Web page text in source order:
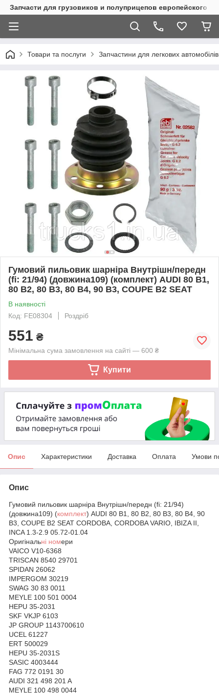
Запчасти для грузовиков и полуприцепов европейского
Товари та послуги Запчастини для легкових автомобілів
Гумовий пильовик шарніра Внутрішн/передн
(fi: 21/94) (довжина109) (комплект) AUDI 80 B1,
80 B2, 80 B3, 80 B4, 90 B3, COUPE B2 SEAT
В наявності
Код: FE08304
Роздріб
551 ₴
Мінімальна сума замовлення на сайті — 600 ₴
Купити
Опис Характеристики Доставка Оплата Умови
Опис
Гумовий пильовик шарніра Внутрішн/передн (fi: 21/94)
(довжина109) (комплект) AUDI 80 B1, 80 B2, 80 B3, 80 B4, 90
B3, COUPE B2 SEAT CORDOBA, CORDOBA VARIO, IBIZA II,
INCA 1.3-2.9 05.72-01.04
Оригінальні номери
VAICO V10-6368
TRISCAN 8540 29701
SPIDAN 26062
IMPERGOM 30219
SWAG 30 83 0011
MEYLE 100 501 0004
HEPU 35-2031
SKF VKJP 6103
JP GROUP 1143700610
UCEL 61227
ERT 500029
HEPU 35-2031S
SASIC 4003444
FAG 772 0191 30
AUDI 321 498 201 A
MEYLE 100 498 0044